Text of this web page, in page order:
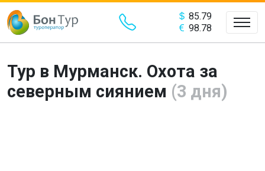
85.79
98.78
Тур в Мурманск. Охота за
северным сиянием (3 дня)